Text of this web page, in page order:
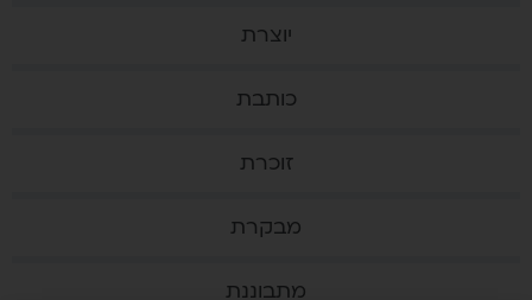
יוצרת
כותבת
זוכרת
מבקרת
מתבוננת